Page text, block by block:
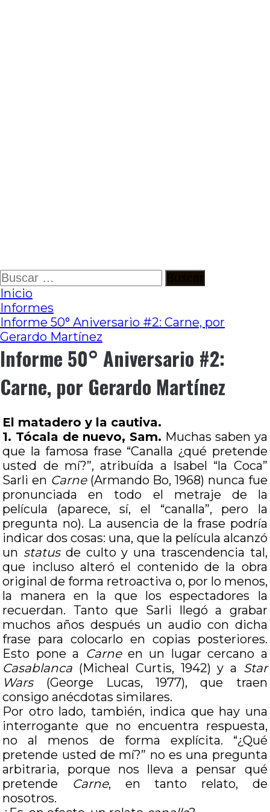
Ir
al
contenido
Buscar:
Inicio
Informes
Informe 50° Aniversario #2: Carne, por
Gerardo Martínez
Informe 50° Aniversario #2:
Carne, por Gerardo Martínez
El matadero y la cautiva.
1. Tócala de nuevo, Sam. Muchas saben ya
que la famosa frase “Canalla ¿qué pretende
usted de mí?”, atribuída a Isabel “la Coca”
Sarli en Carne(Armando Bo, 1968) nunca fue
pronunciada en todo el metraje de la
película (aparece, sí, el “canalla”, pero la
pregunta no). La ausencia de la frase podría
indicar dos cosas: una, que la película alcanzó
un statusde culto y una trascendencia tal,
que incluso alteró el contenido de la obra
original de forma retroactiva o, por lo menos,
la manera en la que los espectadores la
recuerdan. Tanto que Sarli llegó a grabar
muchos años después un audio con dicha
frase para colocarlo en copias posteriores.
Esto pone a Carneen un lugar cercano a
Casablanca (Micheal Curtis, 1942) y a Star
Wars(George Lucas, 1977), que traen
consigo anécdotas similares.
Por otro lado, también, indica que hay una
interrogante que no encuentra respuesta,
no al menos de forma explícita. “¿Qué
pretende usted de mí?” no es una pregunta
arbitraria, porque nos lleva a pensar qué
pretende Carne, en tanto relato, de
nosotros.